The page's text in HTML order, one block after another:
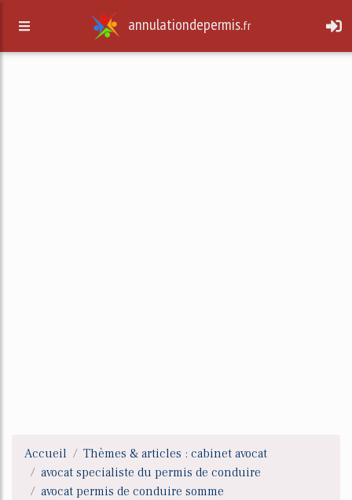
annulationdepermis.fr
Accueil
Thèmes & articles : cabinet avocat
avocat specialiste du permis de conduire
avocat permis de conduire somme